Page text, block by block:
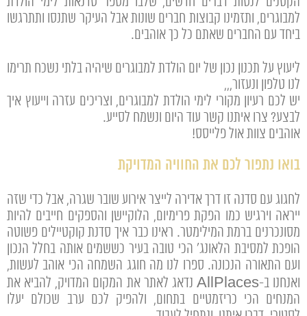
למבוגרים, ותזמינו קבוצות חברים שונות אבל העיקר שתנסו ותתרגשו
ביחד עם החברים שאתם כל כך אוהבים.
ליעוץ על תכנון נכון של יום הולדת למבוגרים שיהיה בלתי נשכח תרימו
לנו טלפון ונעזור,,,
יש לכם רעיון מקורי לימי הולדת למבוגרים, וצריכים עזרה וייעוץ איך
לבצע? צרו איתנו קשר עוד היום ונשמח לסייע.
אוהבים צוות אול פלייסס!
בואו נתפור לכם את החוויה המדויקת
לחגוג עם סדנה זו דרך אדירה לייצר אירוע שובר שגרה, אבל כדי שזה
ייראה וירגיש כמו הפקת פרימיום, הלוקיישן והספקים חייבים להיות
מסונכרנים ברמת המילימטר. ראינו כבר איך סדנת קוקטיילים פשוטה
הופכת למסיבת הלאונג' הכי טובה בעיר כששמים אותה בחלל הנכון
ועם התאורה הנכונה. ספרו לנו מה חוגג השמחה הכי אוהב לעשות,
ואנחנו ב-AllPlaces נדאג לאתר את המקום המדויק, להביא את
המנחים הכי כריזמטיים בתחום, ולהפיק לכם ערב שכולם יעלו